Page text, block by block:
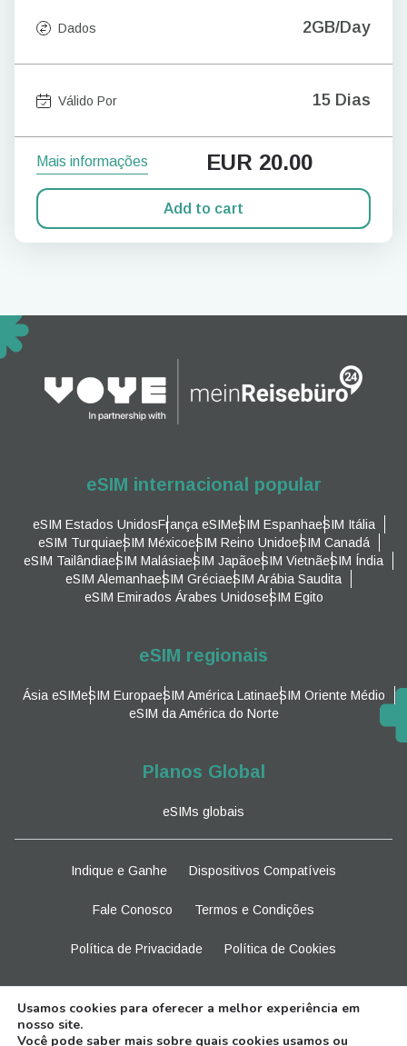
Dados 2GB/Day
Válido Por 15 Dias
Mais informações EUR 20.00
Add to cart
eSIM internacional popular
eSIM Estados UnidosFrança eSIMeSIM EspanhaeSIM Itália
eSIM TurquiaeSIM MéxicoeSIM Reino UnidoeSIM Canadá
eSIM TailândiaeSIM MalásiaeSIM JapãoeSIM VietnãeSIM Índia
eSIM AlemanhaeSIM GréciaeSIM Arábia Saudita
eSIM Emirados Árabes UnidoseSIM Egito
eSIM regionais
Ásia eSIMeSIM EuropaeSIM América LatinaeSIM Oriente Médio
eSIM da América do Norte
Planos Global
eSIMs globais
Indique e Ganhe Dispositivos Compatíveis
Fale Conosco Termos e Condições
Política de Privacidade Política de Cookies
Usamos cookies para oferecer a melhor experiência em
nosso site.
Você pode saber mais sobre quais cookies usamos ou